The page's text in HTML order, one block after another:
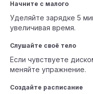
Начните с малого
Уделяйте зарядке 5
увеличивая время.
Слушайте своё тело
Если чувствуете
меняйте упражнение.
Создайте расписание